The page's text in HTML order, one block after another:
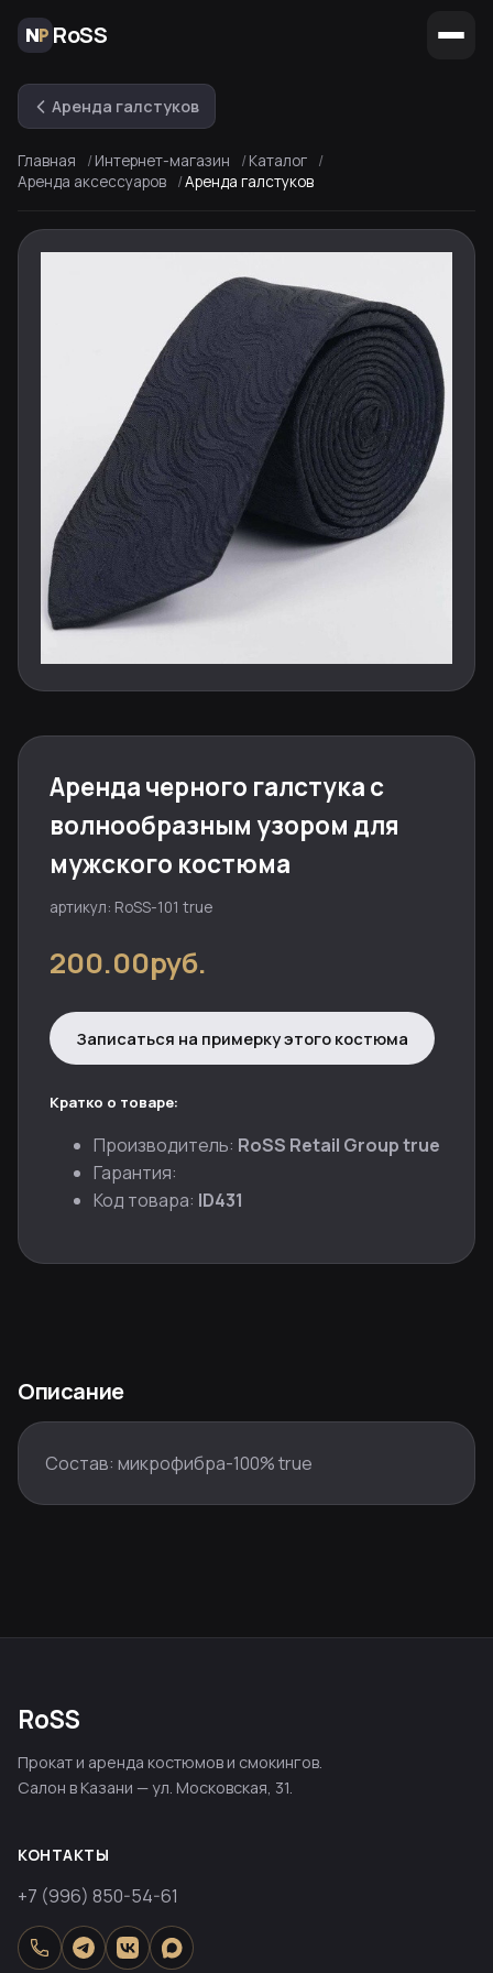
RoSS
Аренда галстуков
Главная Интернет-магазин
Каталог
Аренда аксессуаров
Аренда галстуков
Аренда черного галстука с
волнообразным узором для
мужского костюма
артикул: RoSS-101 true
200.00руб.
Записаться на примерку этого костюма
Кратко о товаре:
Производитель: RoSS Retail Group true
Гарантия:
Код товара: ID431
Описание
Состав: микрофибра-100% true
RoSS
Прокат и аренда костюмов и смокингов.
Салон в Казани — ул. Московская, 31.
КОНТАКТЫ
+7 (996) 850-54-61